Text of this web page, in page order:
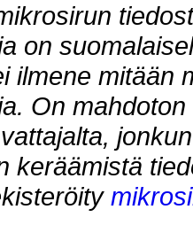
on
ilmene mitään
On
keräämistä